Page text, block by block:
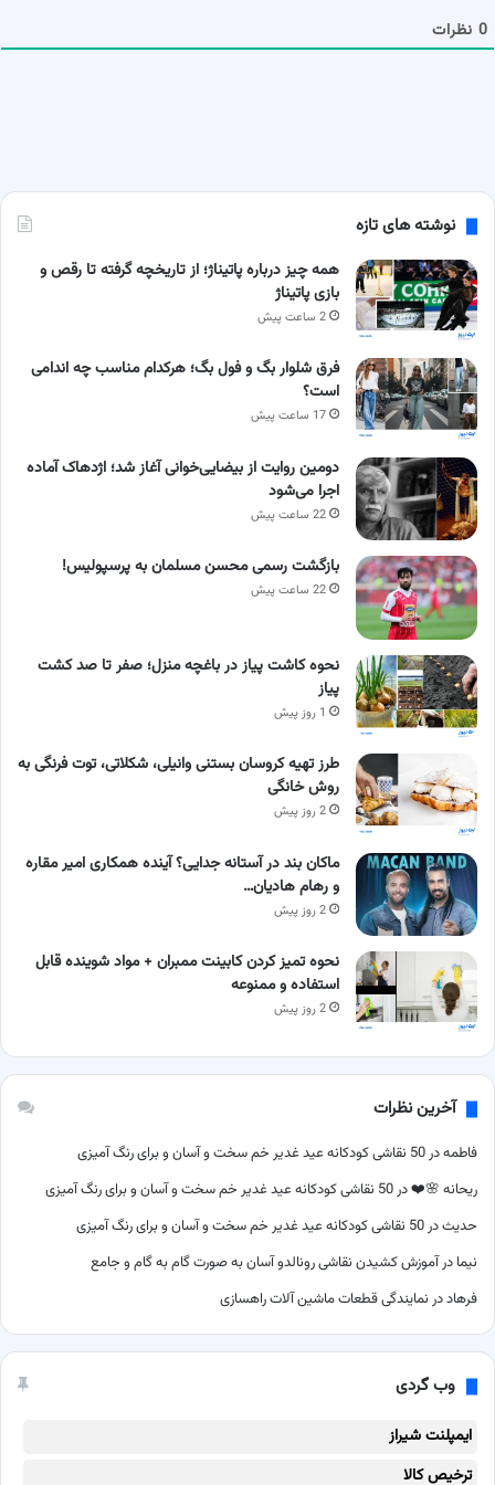
0 نظرات
نوشته های تازه
همه چیز درباره پاتیناژ؛ از تاریخچه گرفته تا رقص و
بازی پاتیناژ
2 ساعت پیش
فرق شلوار بگ و فول بگ؛ هرکدام مناسب چه اندامی
است؟
17 ساعت پیش
دومین روایت از بیضایی‌خوانی آغاز شد؛ اژدهاک آماده
اجرا می‌شود
22 ساعت پیش
بازگشت رسمی محسن مسلمان به پرسپولیس!
22 ساعت پیش
نحوه کاشت پیاز در باغچه منزل؛ صفر تا صد کشت
پیاز
1 روز پیش
طرز تهیه کروسان بستنی وانیلی، شکلاتی، توت فرنگی به
روش خانگی
2 روز پیش
ماکان بند در آستانه جدایی؟ آینده همکاری امیر مقاره
و رهام هادیان…
2 روز پیش
نحوه تمیز کردن کابینت ممبران + مواد شوینده قابل
استفاده و ممنوعه
2 روز پیش
آخرین نظرات
فاطمهدر50 نقاشی کودکانه عید غدیر خم سخت و آسان و برای رنگ آمیزی
ریحانه 🌸❤️در50 نقاشی کودکانه عید غدیر خم سخت و آسان و برای رنگ آمیزی
حدیثدر50 نقاشی کودکانه عید غدیر خم سخت و آسان و برای رنگ آمیزی
نیما درآموزش کشیدن نقاشی رونالدو آسان به صورت گام به گام و جامع
فرهاددر نمایندگی قطعات ماشین آلات راهسازی
وب گردی
ایمپلنت شیراز
ترخیص کالا